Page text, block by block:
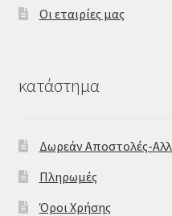
Οι εταιρίες μας
κατάστημα
Δωρεάν Αποστολές-
Πληρωμές
Όροι Χρήσης